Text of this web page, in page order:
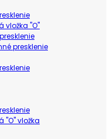
vložka "O"
presklenie
"O" vložka